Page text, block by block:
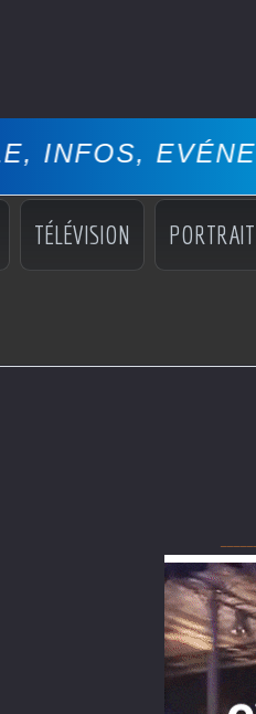
TÉLÉVISION PORTRAIT